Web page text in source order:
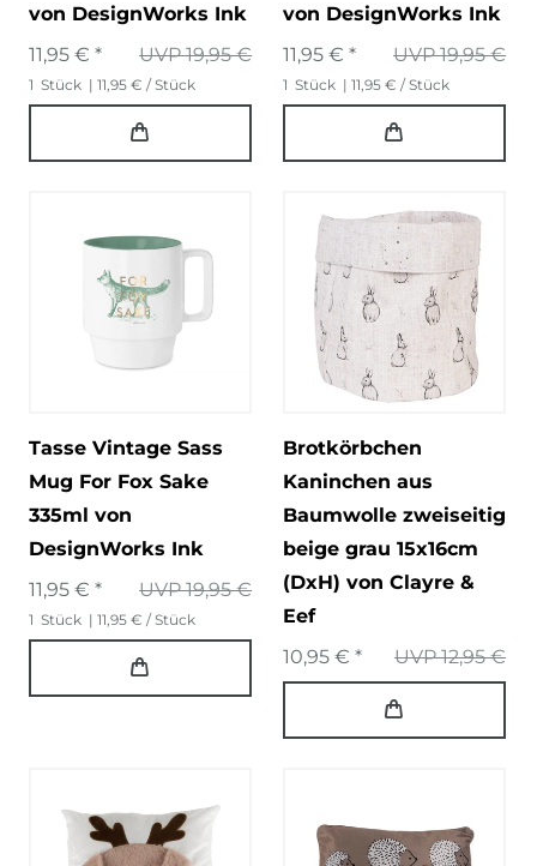
von DesignWorks Ink
UVP 19,95 €
11,95 € *
1 Stück | 11,95 € / Stück
von DesignWorks Ink
UVP 19,95 €
11,95 € *
1 Stück | 11,95 € / Stück
Tasse Vintage Sass
Mug For Fox Sake
335ml von
DesignWorks Ink
UVP 19,95 €
11,95 € *
1 Stück | 11,95 € / Stück
Brotkörbchen
Kaninchen aus
Baumwolle zweiseitig
beige grau 15x16cm
(DxH) von Clayre &
Eef
UVP 12,95 €
10,95 € *